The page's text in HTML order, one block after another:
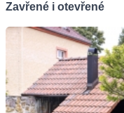
Zavřené i otevřené